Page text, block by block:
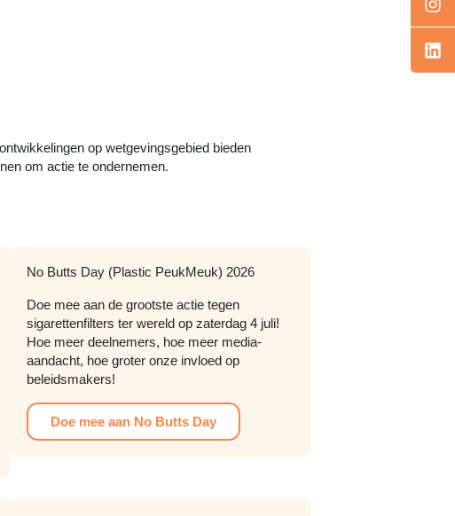
op wetgevingsgebied bieden
om actie te ondernemen.
No Butts Day (Plastic PeukMeuk) 2026
Doe mee aan de grootste actie tegen
sigarettenfilters ter wereld op zaterdag 4 juli!
Hoe meer deelnemers, hoe meer media-
aandacht, hoe groter onze invloed op
beleidsmakers!
Doe mee aan No Butts Day